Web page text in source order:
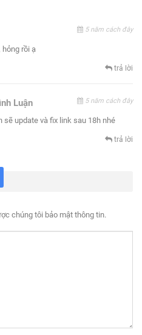
5 năm cách đây
hỏng rồi ạ
trả lời
Luận 5 năm cách đây
sẽ update và fix link sau 18h nhé
trả lời
chúng tôi bảo mật thông tin.